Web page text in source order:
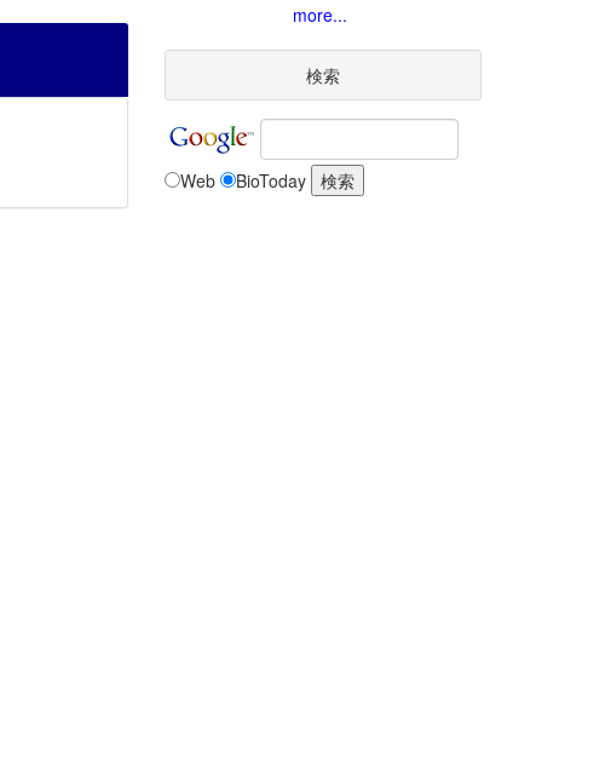
more...
検索
Web BioToday